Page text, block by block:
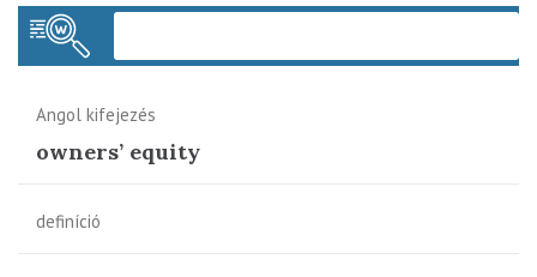
Angol kifejezés
owners’ equity
definíció